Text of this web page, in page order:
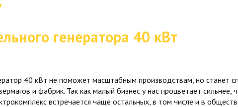
генератора 40 кВт
40 кВт не поможет масштабным производствам, но станет
и фабрик. Так как малый бизнес у нас процветает сильнее,
встречается чаще остальных, в том числе и в